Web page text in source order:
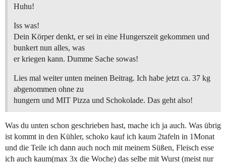
Huhu!
Iss was!
Dein Körper denkt, er sei in eine Hungerszeit gekommen und
bunkert nun alles, was
er kriegen kann. Dumme Sache sowas!
Lies mal weiter unten meinen Beitrag. Ich habe jetzt ca. 37 kg
abgenommen ohne zu
hungern und MIT Pizza und Schokolade. Das geht also!
Was du unten schon geschrieben hast, mache ich ja auch. Was übrig
ist kommt in den Kühler, schoko kauf ich kaum 2tafeln in 1Monat
und die Teile ich dann auch noch mit meinem Süßen, Fleisch esse
ich auch kaum(max 3x die Woche) das selbe mit Wurst (meist nur